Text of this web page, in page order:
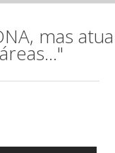
mas atua